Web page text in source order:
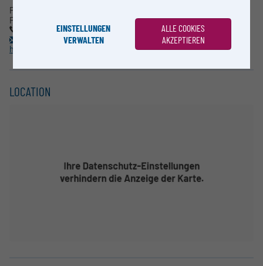
FH-Prof. Dr.-Ing. Aziz Huskic
Fakultät für Technik und Umweltwissenschaften
050804/43250
aziz.huskic@fh-wels.at
http://www.fh-ooe.at
LOCATION
EINSTELLUNGEN
VERWALTEN
ALLE COOKIES
AKZEPTIEREN